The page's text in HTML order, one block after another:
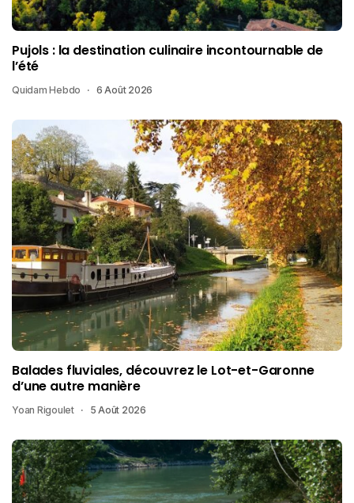
Pujols : la destination culinaire incontournable de
l’été
Quidam Hebdo 6 Août 2026
Balades fluviales, découvrez le Lot-et-Garonne
d’une autre manière
Yoan Rigoulet 5 Août 2026